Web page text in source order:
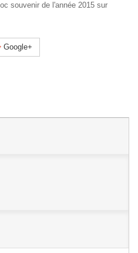
souvenir de l'année 2015 sur
Google+